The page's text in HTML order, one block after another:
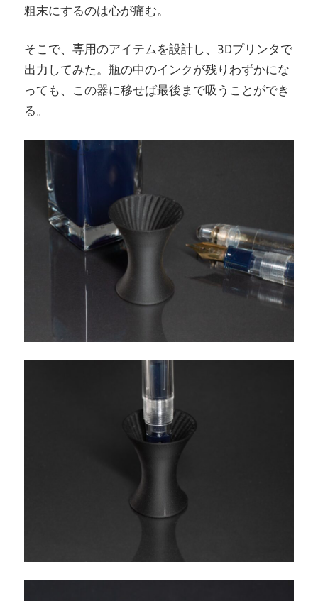
粗末にするのは心が痛む。
そこで、専用のアイテムを設計し、3Dプリンタで
出力してみた。瓶の中のインクが残りわずかにな
っても、この器に移せば最後まで吸うことができ
る。